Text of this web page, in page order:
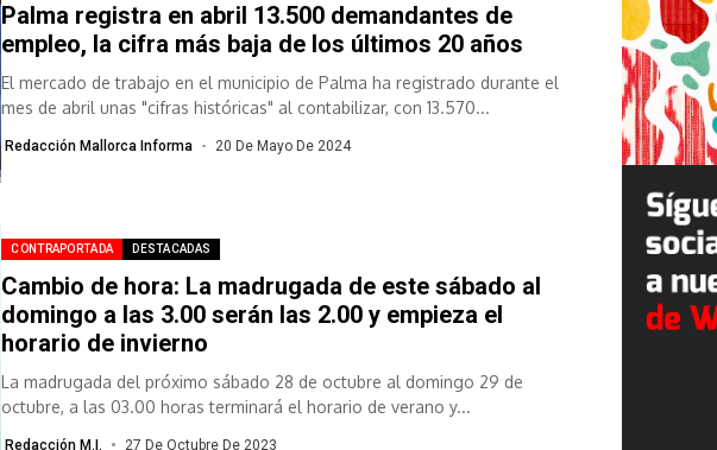
Palma registra en abril 13.500 demandantes de
empleo, la cifra más baja de los últimos 20 años
El mercado de trabajo en el municipio de Palma ha registrado durante el
mes de abril unas "cifras históricas" al contabilizar, con 13.570...
Redacción Mallorca Informa 20 De Mayo De 2024
CONTRAPORTADA DESTACADAS
Cambio de hora: La madrugada de este sábado al
domingo a las 3.00 serán las 2.00 y empieza el
horario de invierno
La madrugada del próximo sábado 28 de octubre al domingo 29 de
octubre, a las 03.00 horas terminará el horario de verano y...
Redacción M.I. 27 De Octubre De 2023